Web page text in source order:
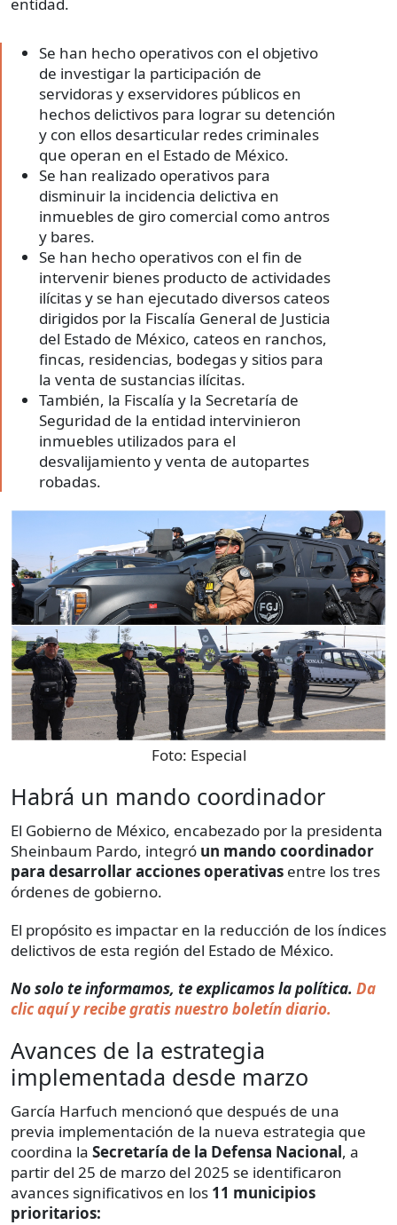
Se han hecho operativos con el objetivo
de investigar la participación de
servidoras y exservidores públicos en
hechos delictivos para lograr su detención
y con ellos desarticular redes criminales
que operan en el Estado de México.
Se han realizado operativos para
disminuir la incidencia delictiva en
inmuebles de giro comercial como antros
y bares.
Se han hecho operativos con el fin de
intervenir bienes producto de actividades
ilícitas y se han ejecutado diversos cateos
dirigidos por la Fiscalía General de Justicia
del Estado de México, cateos en ranchos,
fincas, residencias, bodegas y sitios para
la venta de sustancias ilícitas.
También, la Fiscalía y la Secretaría de
Seguridad de la entidad intervinieron
inmuebles utilizados para el
desvalijamiento y venta de autopartes
robadas.
Foto: Especial
Habrá un mando coordinador
El Gobierno de México, encabezado por la presidenta
Sheinbaum Pardo, integró un mando coordinador
para desarrollar acciones operativas entre los tres
órdenes de gobierno.
El propósito es impactar en la reducción de los índices
delictivos de esta región del Estado de México.
No solo te informamos, te explicamos la política. Da
clic aquí y recibe gratis nuestro boletín diario.
Avances de la estrategia
implementada desde marzo
García Harfuch mencionó que después de una
previa implementación de la nueva estrategia que
coordina la Secretaría de la Defensa Nacional, a
partir del 25 de marzo del 2025 se identificaron
avances significativos en los 11 municipios
prioritarios: